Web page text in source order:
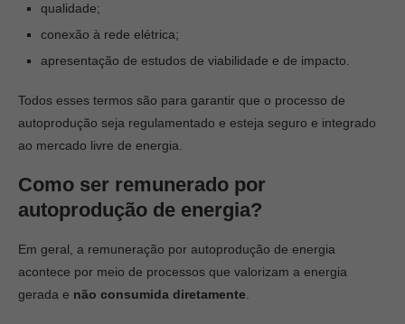
qualidade;
conexão à rede elétrica;
apresentação de estudos de viabilidade e de impacto.
Todos esses termos são para garantir que o processo de
autoprodução seja regulamentado e esteja seguro e integrado
ao mercado livre de energia.
Como ser remunerado por
autoprodução de energia?
Em geral, a remuneração por autoprodução de energia
acontece por meio de processos que valorizam a energia
gerada e não consumida diretamente